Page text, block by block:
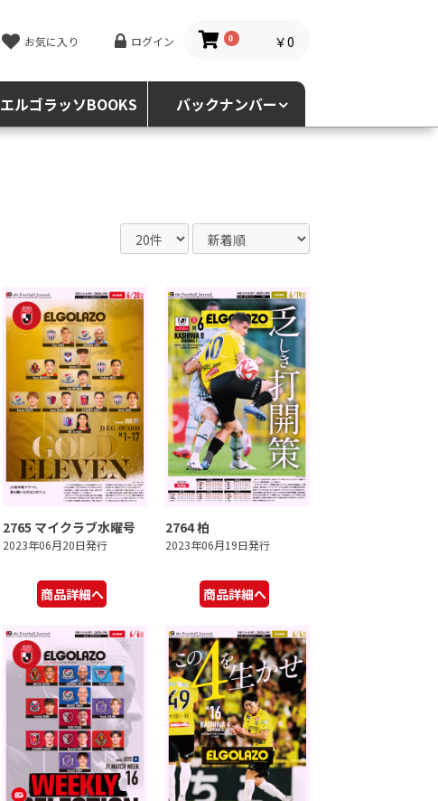
お気に入り ログイン 0 ￥0
エルゴラッソBOOKS バックナンバー
2765 マイクラブ水曜号
2023年06月20日発行
商品詳細へ
2764 柏
2023年06月19日発行
商品詳細へ